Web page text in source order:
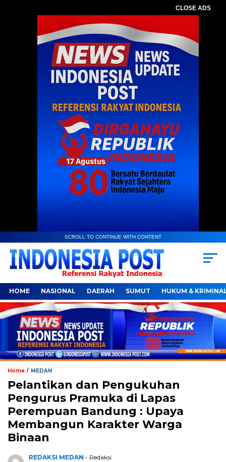
CLOSE ADS
SCROLL TO CONTINUE WITH CONTENT
HOME NASIONAL DAERAH SUMUT HUKUM &
Home / MEDAN
Pelantikan dan Pengukuhan
Pengurus Pramuka di Lapas
Perempuan Bandung : Upaya
Membangun Karakter Warga
Binaan
REDAKSI MEDAN - Redaksi